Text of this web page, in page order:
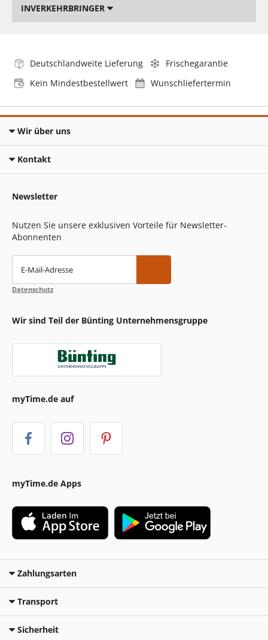
INVERKEHRBRINGER
Deutschlandweite Lieferung
Frischegarantie
Kein Mindestbestellwert
Wunschliefertermin
Wir über uns
Kontakt
Newsletter
Nutzen Sie unsere exklusiven Vorteile für Newsletter-
Abonnenten
E-Mail-Adresse
Datenschutz
Wir sind Teil der Bünting Unternehmensgruppe
myTime.de auf
myTime.de Apps
Zahlungsarten
Transport
Sicherheit